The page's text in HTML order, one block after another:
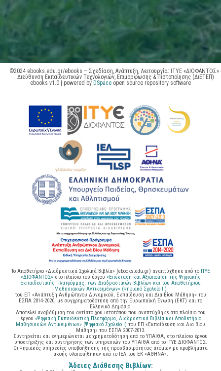
©2024 ebooks.edu.gr/ebooks – Σχεδίαση, Ανάπτυξη, Λειτουργία: ΙΤΥΕ «ΔΙΟΦΑΝΤΟΣ»
Διεύθυνση Εκπαιδευτικών Τεχνολογιών, Επιμόρφωσης & Πιστοποίησης (ΔιΕΤΕΠ)
ebooks v1.0 | powered by DSpace open source repository software
Το Αποθετήριο «Διαδραστικά Σχολικά Βιβλία» (ebooks.edu.gr) αναπτύχθηκε από το ΙΤΥΕ
«ΔΙΟΦΑΝΤΟΣ» στο πλαίσιο του έργου «Επέκταση και Αξιοποίηση της Ψηφιακής
Εκπαιδευτικής Πλατφόρμας, των Διαδραστικών Βιβλίων και του Αποθετήριου
Μαθησιακών Αντικειμένων» (Ψηφιακό Σχολείο ΙΙ)
του ΕΠ «Ανάπτυξη Ανθρώπινου Δυναμικού, Εκπαίδευση και Δια Βίου Μάθηση» του
ΕΣΠΑ 2014-2020, με συγχρηματοδότηση από την Ευρωπαϊκή Ένωση (ΕΚΤ) και το
Ελληνικό Δημόσιο.
Αποτελεί αναβάθμιση του αντίστοιχου ιστοτόπου που αναπτύχθηκε στο πλαίσιο του
έργου «Ψηφιακή Εκπαιδευτική Πλατφόρμα, Διαδραστικά Βιβλία και Αποθετήριο
Μαθησιακών Αντικειμένων» (Ψηφιακό Σχολείο Ι) του ΕΠ «Εκπαίδευση και Δια Βίου
Μάθηση» του ΕΣΠΑ 2007-2013.
Συντηρείται και ενημερώνεται με χρηματοδότηση από το ΥΠΑΙΘΑ, στο πλαίσιο έργου
υποστήριξης και συντήρησης των υπηρεσιών του ΥΠΑΙΘΑ από το ΙΤΥΕ ΔΙΟΦΑΝΤΟΣ.
Οι Ψηφιακές υπηρεσίες υποβοήθησης της προσβασιμότητας ατόμων με προβλήματα
ακοής υλοποιήθηκαν από το ΙΕΛ του ΕΚ «ΑΘΗΝΑ».
Άδειες Διάθεσης Βιβλίων: